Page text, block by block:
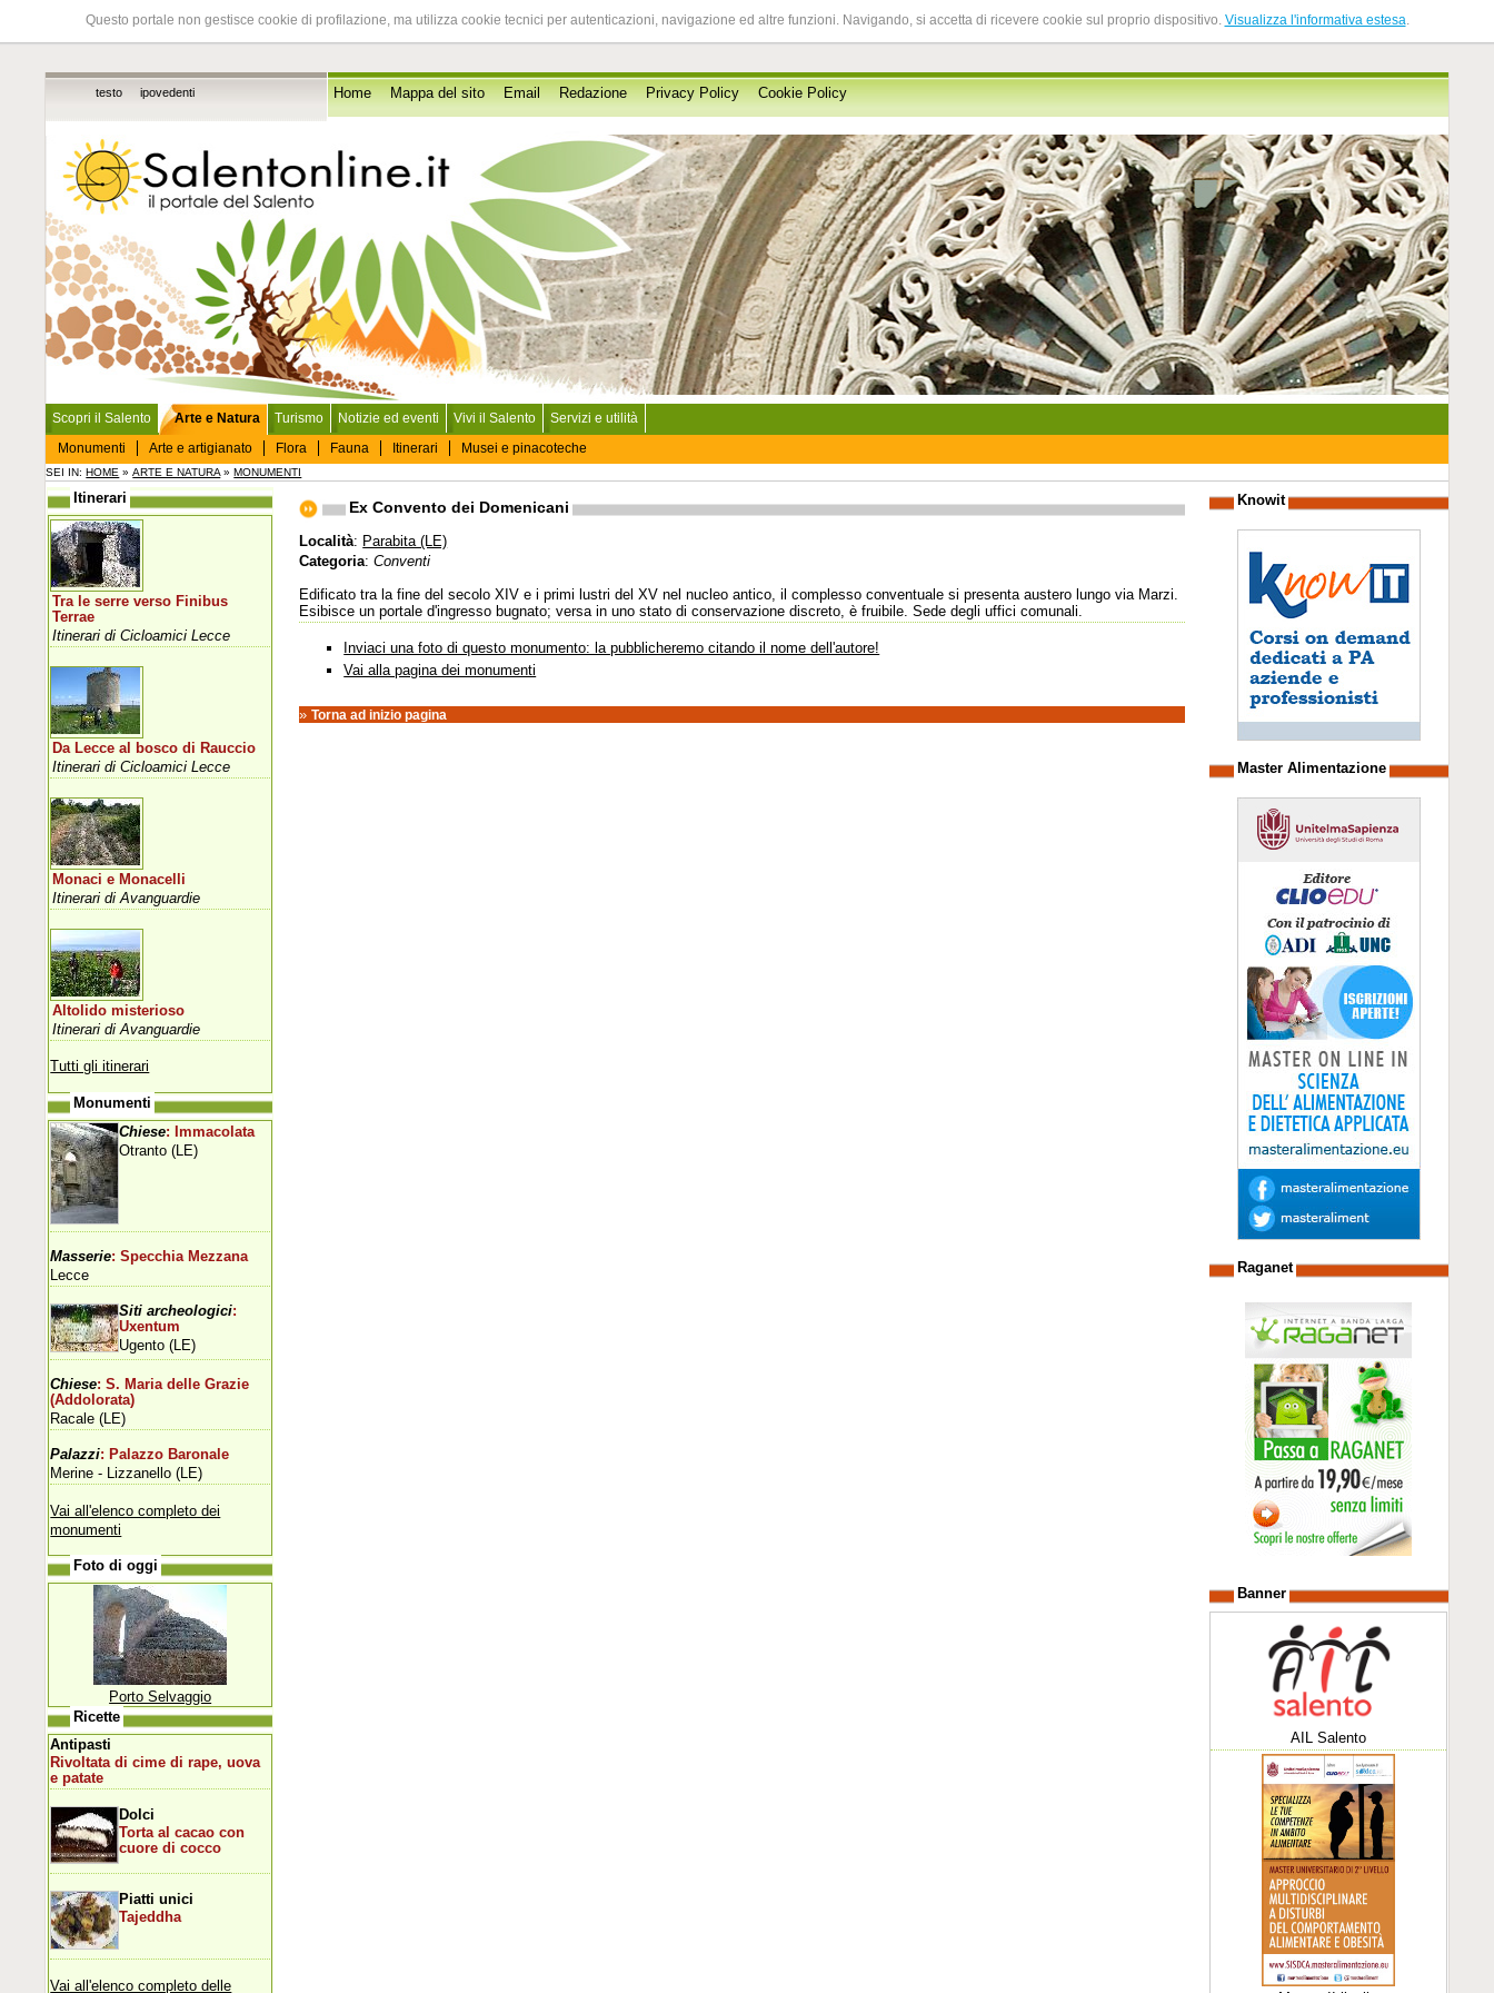
Questo portale non gestisce cookie di profilazione, ma utilizza cookie tecnici per autenticazioni, navigazione ed altre funzioni. Navigando, si accetta di ricevere cookie sul proprio dispositivo. Visualizza l'informativa estesa.
testo ipovedenti Home Mappa del sito Email Redazione Privacy Policy Cookie Policy
Scopri il Salento
Arte e Natura
Monumenti
Arte e artigianato Flora Fauna Itinerari Musei e pinacoteche
Turismo Notizie ed eventi Vivi il Salento Servizi e utilità
SEI IN:HOME »ARTE E NATURA »MONUMENTI
Ex Convento dei Domenicani
Località: Parabita (LE)
Categoria:Conventi
Edificato tra la fine del secolo XIV e i primi lustri del XV nel nucleo antico, il complesso conventuale si presenta austero lungo via Marzi.
Esibisce un portale d'ingresso bugnato; versa in uno stato di conservazione discreto, è fruibile. Sede degli uffici comunali.
Inviaci una foto di questo monumento: la pubblicheremo citando il nome dell'autore!
Vai alla pagina dei monumenti
»Torna ad inizio pagina
Itinerari
Tra le serre verso Finibus
Terrae
Itinerari di Cicloamici Lecce
Da Lecce al bosco di Rauccio
Itinerari di Cicloamici Lecce
Monaci e Monacelli
Itinerari di Avanguardie
Altolido misterioso
Itinerari di Avanguardie
Tutti gli itinerari
Monumenti
Chiese: Immacolata
Otranto (LE)
Masserie: Specchia Mezzana
Lecce
Siti archeologici:
Uxentum
Ugento (LE)
Chiese: S. Maria delle Grazie
(Addolorata)
Racale (LE)
Palazzi: Palazzo Baronale
Merine - Lizzanello (LE)
Vai all'elenco completo dei
monumenti
Foto di oggi
Porto Selvaggio
Ricette
Antipasti
Rivoltata di cime di rape, uova
e patate
Dolci
Torta al cacao con
cuore di cocco
Piatti unici
Tajeddha
Vai all'elenco completo delle
Knowit
Master Alimentazione
Raganet
Banner
AIL Salento